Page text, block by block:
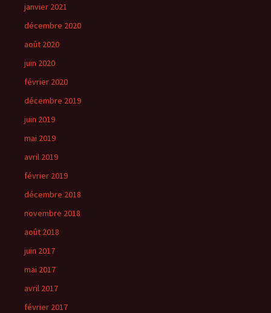
janvier 2021
décembre 2020
août 2020
juin 2020
février 2020
décembre 2019
juin 2019
mai 2019
avril 2019
février 2019
décembre 2018
novembre 2018
août 2018
juin 2017
mai 2017
avril 2017
février 2017